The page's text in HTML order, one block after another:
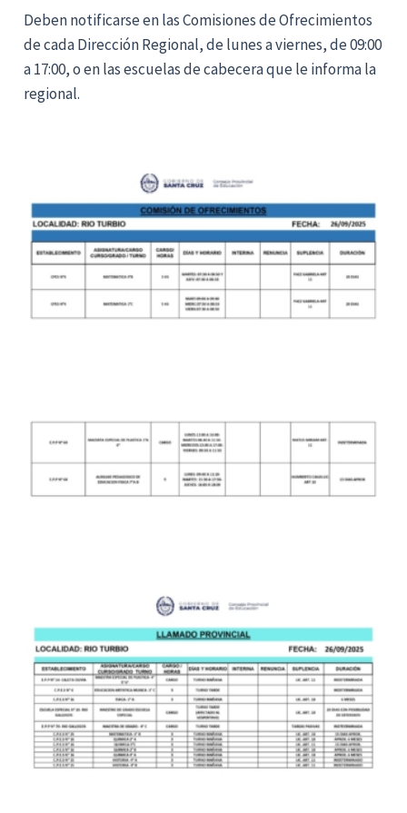
Deben notificarse en las Comisiones de Ofrecimientos
de cada Dirección Regional, de lunes a viernes, de 09:00
a 17:00, o en las escuelas de cabecera que le informa la
regional.